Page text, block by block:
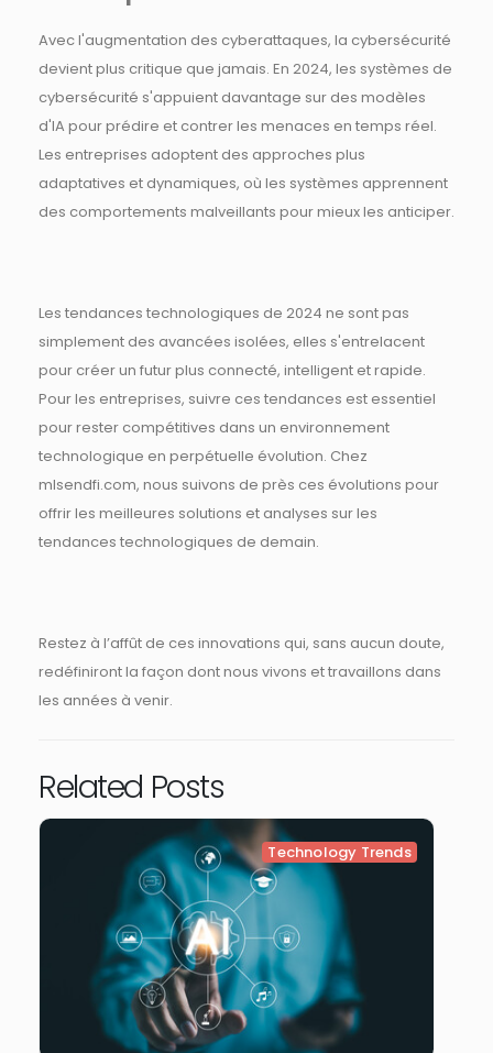
Avec l'augmentation des cyberattaques, la cybersécurité
devient plus critique que jamais. En 2024, les systèmes de
cybersécurité s'appuient davantage sur des modèles
d'IA pour prédire et contrer les menaces en temps réel.
Les entreprises adoptent des approches plus
adaptatives et dynamiques, où les systèmes apprennent
des comportements malveillants pour mieux les anticiper.
Les tendances technologiques de 2024 ne sont pas
simplement des avancées isolées, elles s'entrelacent
pour créer un futur plus connecté, intelligent et rapide.
Pour les entreprises, suivre ces tendances est essentiel
pour rester compétitives dans un environnement
technologique en perpétuelle évolution. Chez
mlsendfi.com, nous suivons de près ces évolutions pour
offrir les meilleures solutions et analyses sur les
tendances technologiques de demain.
Restez à l’affût de ces innovations qui, sans aucun doute,
redéfiniront la façon dont nous vivons et travaillons dans
les années à venir.
Related Posts
Technology Trends